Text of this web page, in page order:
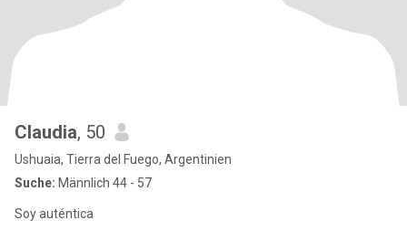
Claudia, 50
Ushuaia, Tierra del Fuego, Argentinien
Suche: Männlich 44 - 57
Soy auténtica